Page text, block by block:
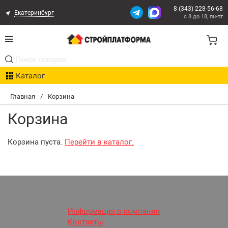
Главная / Корзина
Корзина
Корзина пуста. Перейти в каталог.
Екатеринбург
8 (343) 228-56-68
с 8 до 18, пн-пт
Каталог
Акции
Расчет доставки
Организациям
Оплата и ДоставкаИнформация о компании
Контакты